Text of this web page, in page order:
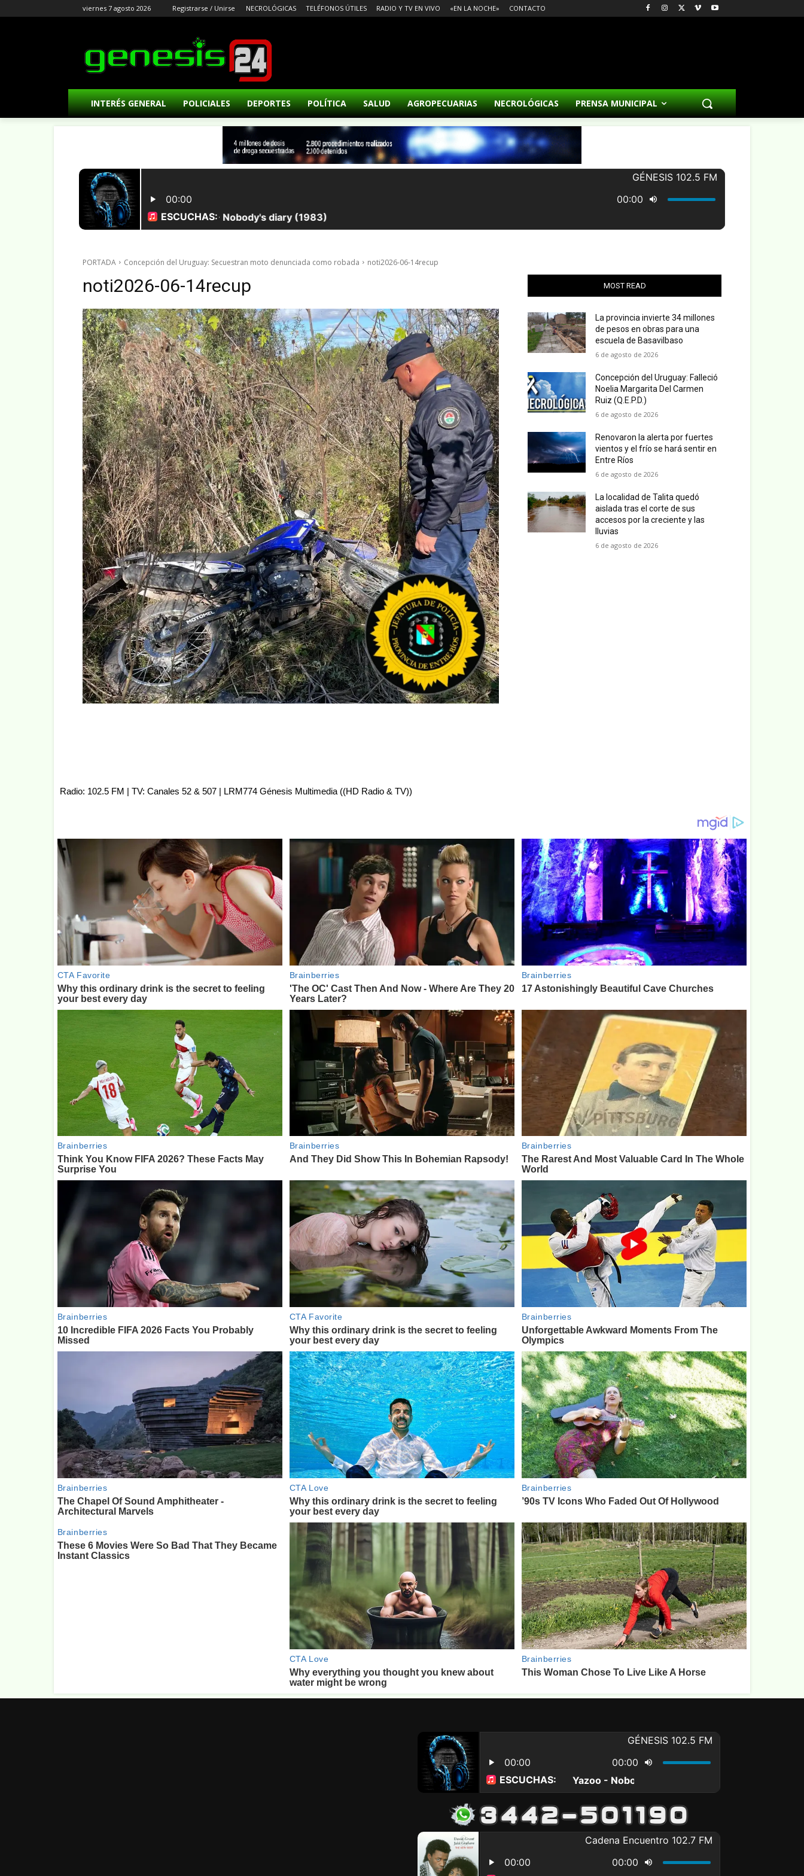
viernes 7 agosto 2026 Registrarse / Unirse NECROLÓGICAS TELÉFONOS ÚTILES RADIO Y TV EN VIVO «EN LA NOCHE» CONTACTO
INTERÉS GENERAL POLICIALES DEPORTES POLÍTICA SALUD AGROPECUARIAS NECROLÓGICAS PRENSA MUNICIPAL
PORTADA Concepción del Uruguay: Secuestran moto denunciada como robada noti2026-06-14recup
noti2026-06-14recup MOST READ
La provincia invierte 34 millones
de pesos en obras para una
escuela de Basavilbaso
6 de agosto de 2026
Concepción del Uruguay: Falleció
Noelia Margarita Del Carmen
Ruiz (Q.E.P.D.)
6 de agosto de 2026
Renovaron la alerta por fuertes
vientos y el frío se hará sentir en
Entre Ríos
6 de agosto de 2026
La localidad de Talita quedó
aislada tras el corte de sus
accesos por la creciente y las
lluvias
6 de agosto de 2026
Radio: 102.5 FM | TV: Canales 52 & 507 | LRM774 Génesis Multimedia ((HD Radio & TV))